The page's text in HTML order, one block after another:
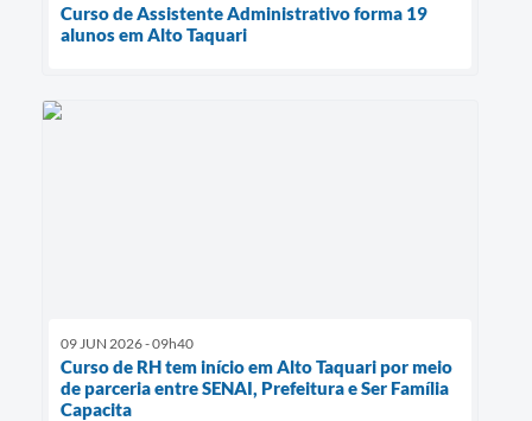
Curso de Assistente Administrativo forma 19
alunos em Alto Taquari
09 JUN 2026 - 09h40
Curso de RH tem início em Alto Taquari por meio
de parceria entre SENAI, Prefeitura e Ser Família
Capacita